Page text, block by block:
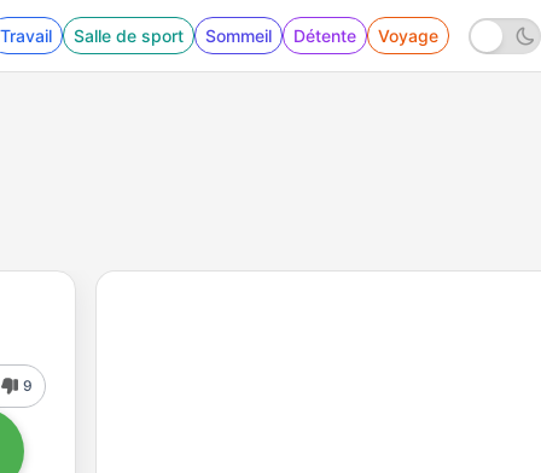
Travail Salle de sport Sommeil Détente Voyage
9